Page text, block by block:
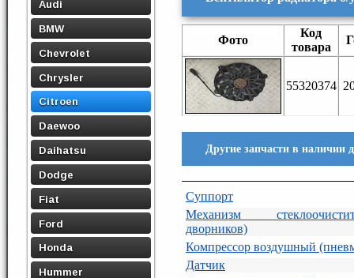
Audi
BMW
Chevrolet
Chrysler
Citroen
Daewoo
Daihatsu
Dodge
Fiat
Ford
Honda
Hummer
Фото
Код
товара
55320374
Другие запчасти в наличии
Суппорт
Механизм
дворников)
Компрессор воздушный
Датчик